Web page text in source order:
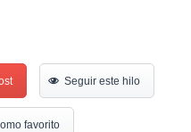
Seguir este hilo
favorito